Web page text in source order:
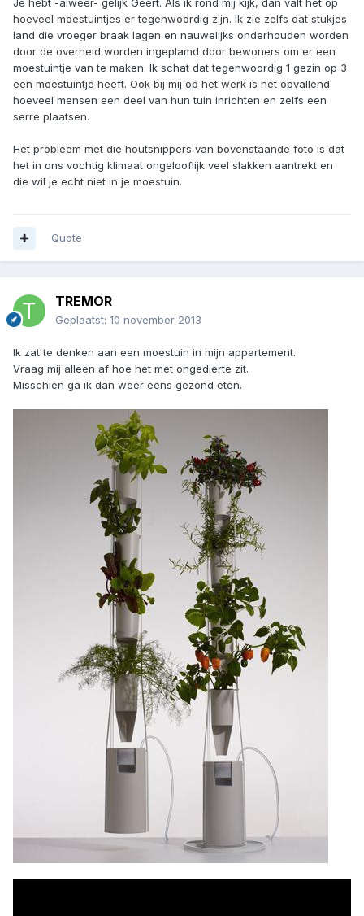
Je hebt -alweer- gelijk Geert. Als ik rond mij kijk, dan valt het op
hoeveel moestuintjes er tegenwoordig zijn. Ik zie zelfs dat stukjes
land die vroeger braak lagen en nauwelijks onderhouden worden
door de overheid worden ingeplamd door bewoners om er een
moestuintje van te maken. Ik schat dat tegenwoordig 1 gezin op 3
een moestuintje heeft. Ook bij mij op het werk is het opvallend
hoeveel mensen een deel van hun tuin inrichten en zelfs een
serre plaatsen.
Het probleem met die houtsnippers van bovenstaande foto is dat
het in ons vochtig klimaat ongelooflijk veel slakken aantrekt en
die wil je echt niet in je moestuin.
Quote
TREMOR
Geplaatst: 10 november 2013
Ik zat te denken aan een moestuin in mijn appartement.
Vraag mij alleen af hoe het met ongedierte zit.
Misschien ga ik dan weer eens gezond eten.